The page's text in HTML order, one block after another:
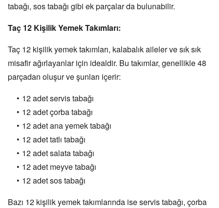
tabağı, sos tabağı gibi ek parçalar da bulunabilir.
Taç 12 Kişilik Yemek Takımları:
Taç 12 kişilik yemek takımları, kalabalık aileler ve sık sık
misafir ağırlayanlar için idealdir. Bu takımlar, genellikle 48
parçadan oluşur ve şunları içerir:
12 adet servis tabağı
12 adet çorba tabağı
12 adet ana yemek tabağı
12 adet tatlı tabağı
12 adet salata tabağı
12 adet meyve tabağı
12 adet sos tabağı
Bazı 12 kişilik yemek takımlarında ise servis tabağı, çorba